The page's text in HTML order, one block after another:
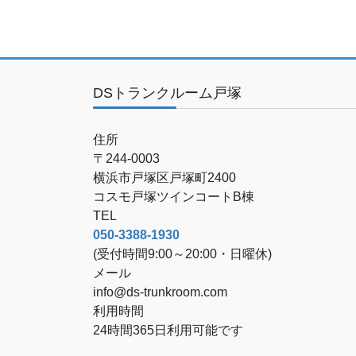
DSトランクルーム戸塚
住所
〒244-0003
横浜市戸塚区戸塚町2400
コスモ戸塚ツインコートB棟
TEL
050-3388-1930
(受付時間9:00～20:00・日曜休)
メール
info@ds-trunkroom.com
利用時間
24時間365日利用可能です